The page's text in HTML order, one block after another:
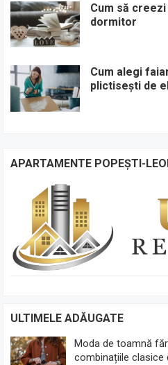
Cum să
dormitor
Cum alegi
plictisești de
APARTAMENTE POPEȘTI-
ULTIMELE ADĂUGATE
Moda de toamnă
combinațiile clasice